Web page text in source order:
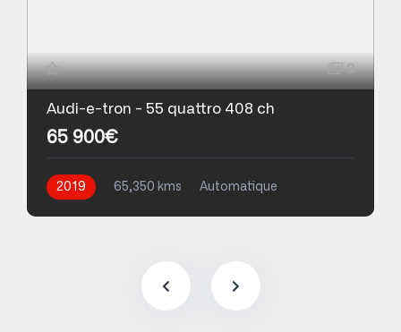
3
Audi-e-tron - 55 quattro 408 ch
65 900€
2019 65,350 kms
Automatique